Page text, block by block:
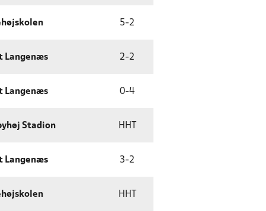
5-2
Langenæs 2-2
Langenæs 0-4
Stadion HHT
Langenæs 3-2
HHT